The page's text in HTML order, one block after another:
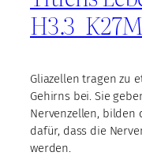
Gliazellen tragen zu
Gehirns bei. Sie
Nervenzellen, bilden
dafür, dass die
werden.